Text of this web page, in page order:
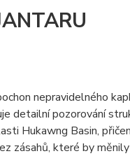
nepravidelného
detailní pozorování
Hukawng Basin,
zásahů, které by